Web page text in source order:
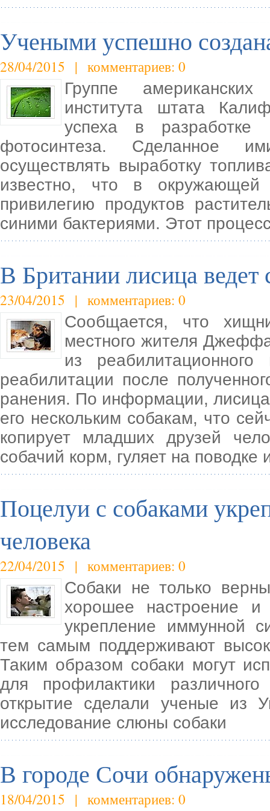
Учеными успешно
28/04/2015 | комментариев: 0
Группе
института штата
успеха в разработке
фотосинтеза. Сделанное
осуществлять выработку
известно, что в окружающей
привилегию продуктов
синими бактериями. Этот
В Британии лисица ведет
23/04/2015 | комментариев: 0
Сообщается, что
местного жителя
из
реабилитации после
ранения. По информации,
его нескольким собакам, что
копирует младших друзей
собачий корм, гуляет на поводке
Поцелуи с собаками
человека
22/04/2015 | комментариев: 0
Собаки не только
хорошее настроение и
укрепление иммунной
тем самым поддерживают
Таким образом собаки могут
для профилактики
открытие сделали ученые из
исследование слюны собаки
В городе Сочи
18/04/2015 | комментариев: 0